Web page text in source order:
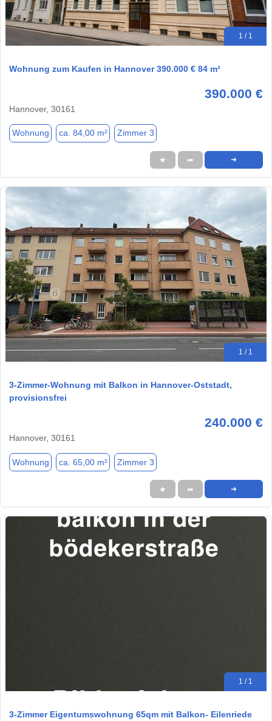
1 / 1
Wohnung zum Kaufen in Hannover 390.000 € 84 m²
390.000 €
Hannover, 30161
Wohnung ca. 84,00 m² Zimmer 3
★ ➦ ➜
1 / 1
3-Zimmer-Wohnung mit Balkon in Hannover-Oststadt,
provisionsfrei
240.000 €
Hannover, 30161
Wohnung ca. 65,00 m² Zimmer 3
★ ➦ ➜
1 / 1
3-Zimmer Eigentumswohnung 65qm mit Balkon- Eilenriede